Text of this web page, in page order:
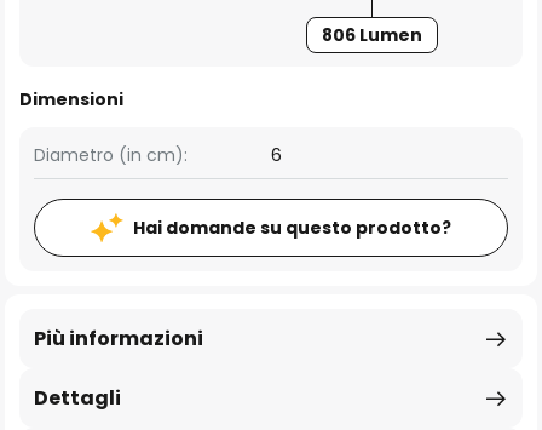
806 Lumen
Dimensioni
Diametro (in cm): 6
Hai domande su questo prodotto?
Dettagli
Più informazioni